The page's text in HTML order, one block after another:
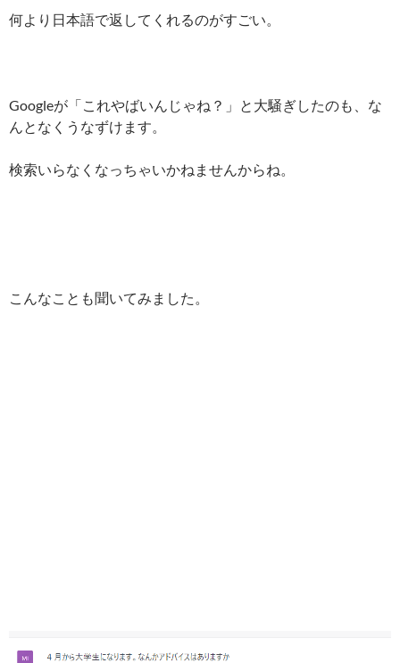
何より日本語で返してくれるのがすごい。
Googleが「これやばいんじゃね？」と大騒ぎしたのも、な
んとなくうなずけます。
検索いらなくなっちゃいかねませんからね。
こんなことも聞いてみました。